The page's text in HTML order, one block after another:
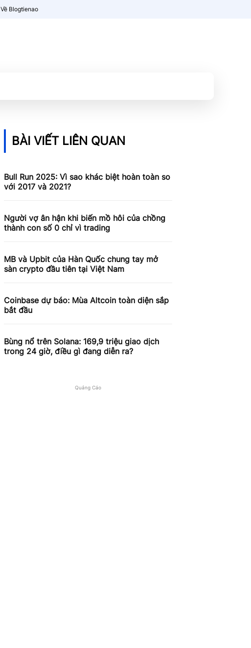
Về Blogtienao
BÀI VIẾT LIÊN QUAN
Bull Run 2025: Vì sao khác biệt hoàn toàn so
với 2017 và 2021?
Người vợ ân hận khi biến mồ hôi của chồng
thành con số 0 chỉ vì trading
MB và Upbit của Hàn Quốc chung tay mở
sàn crypto đầu tiên tại Việt Nam
Coinbase dự báo: Mùa Altcoin toàn diện sắp
bắt đầu
Bùng nổ trên Solana: 169,9 triệu giao dịch
trong 24 giờ, điều gì đang diễn ra?
Quảng Cáo